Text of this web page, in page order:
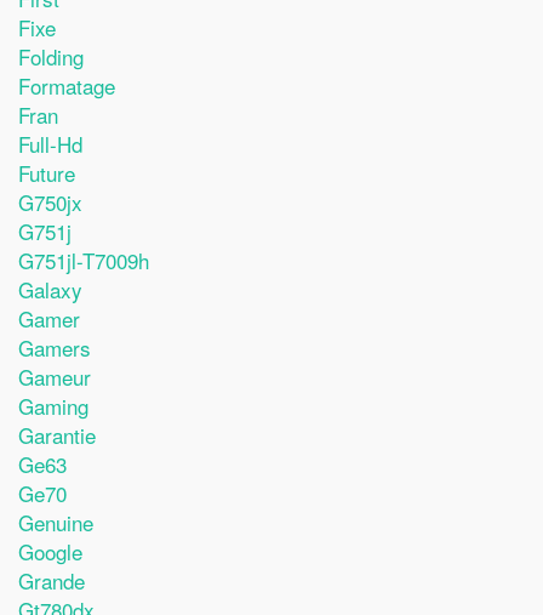
Fixe
Folding
Formatage
Fran
Full-Hd
Future
G750jx
G751j
G751jl-T7009h
Galaxy
Gamer
Gamers
Gameur
Gaming
Garantie
Ge63
Ge70
Genuine
Google
Grande